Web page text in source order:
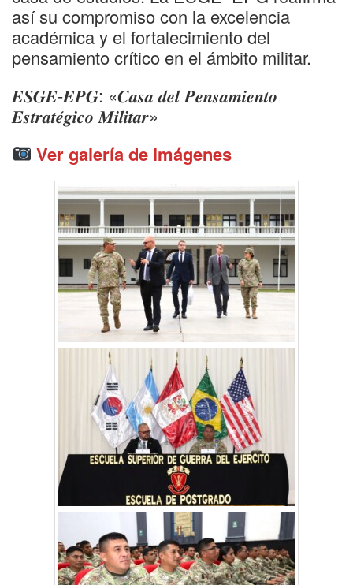
así su compromiso con la excelencia
académica y el fortalecimiento del
pensamiento crítico en el ámbito militar.
𝑬𝑺𝑮𝑬-𝑬𝑷𝑮: «𝑪𝒂𝒔𝒂 𝒅𝒆𝒍 𝑷𝒆𝒏𝒔𝒂𝒎𝒊𝒆𝒏𝒕𝒐
𝑬𝒔𝒕𝒓𝒂𝒕𝒆́𝒈𝒊𝒄𝒐 𝑴𝒊𝒍𝒊𝒕𝒂𝒓»
Ver galería de imágenes